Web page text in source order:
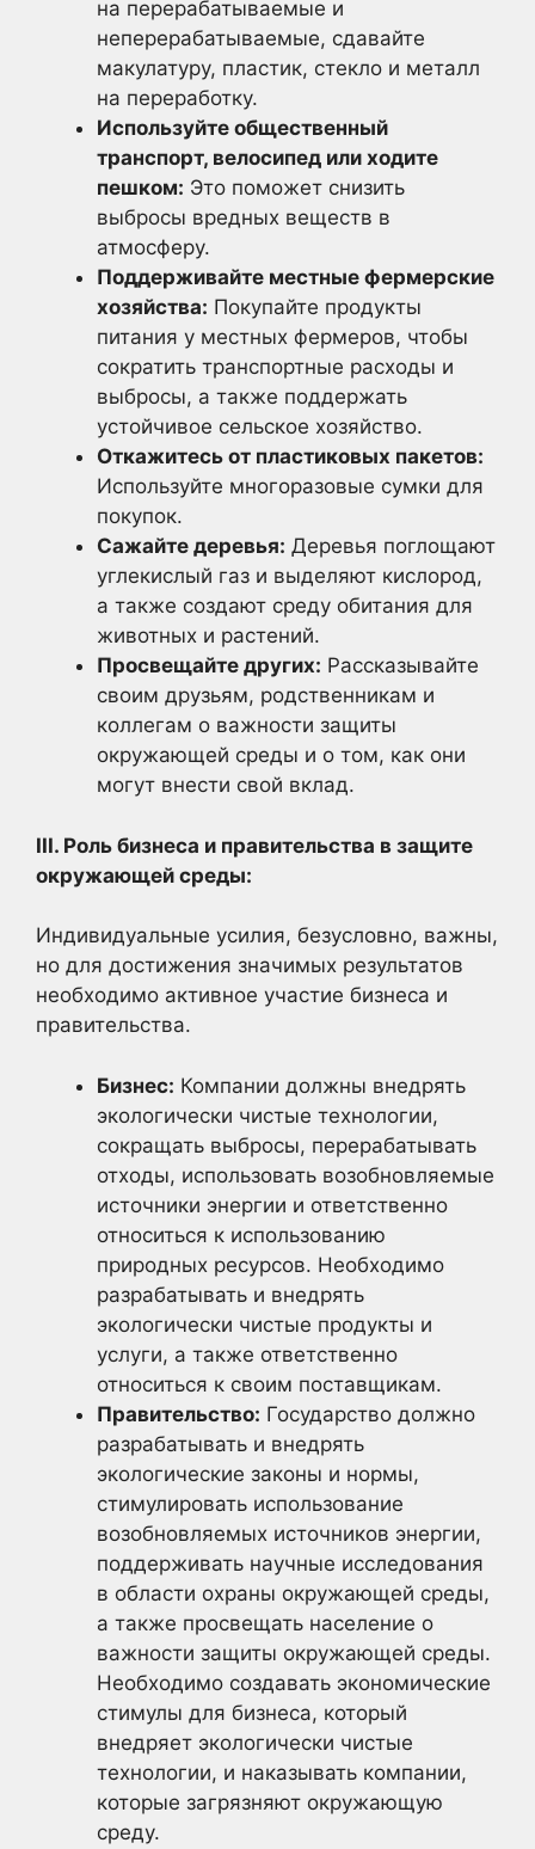
на перерабатываемые и
неперерабатываемые, сдавайте
макулатуру, пластик, стекло и металл
на переработку.
Используйте общественный
транспорт, велосипед или ходите
пешком: Это поможет снизить
выбросы вредных веществ в
атмосферу.
Поддерживайте местные фермерские
хозяйства: Покупайте продукты
питания у местных фермеров, чтобы
сократить транспортные расходы и
выбросы, а также поддержать
устойчивое сельское хозяйство.
Откажитесь от пластиковых пакетов:
Используйте многоразовые сумки для
покупок.
Сажайте деревья: Деревья поглощают
углекислый газ и выделяют кислород,
а также создают среду обитания для
животных и растений.
Просвещайте других: Рассказывайте
своим друзьям, родственникам и
коллегам о важности защиты
окружающей среды и о том, как они
могут внести свой вклад.
III. Роль бизнеса и правительства в защите
окружающей среды:
Индивидуальные усилия, безусловно, важны,
но для достижения значимых результатов
необходимо активное участие бизнеса и
правительства.
Бизнес: Компании должны внедрять
экологически чистые технологии,
сокращать выбросы, перерабатывать
отходы, использовать возобновляемые
источники энергии и ответственно
относиться к использованию
природных ресурсов. Необходимо
разрабатывать и внедрять
экологически чистые продукты и
услуги, а также ответственно
относиться к своим поставщикам.
Правительство: Государство должно
разрабатывать и внедрять
экологические законы и нормы,
стимулировать использование
возобновляемых источников энергии,
поддерживать научные исследования
в области охраны окружающей среды,
а также просвещать население о
важности защиты окружающей среды.
Необходимо создавать экономические
стимулы для бизнеса, который
внедряет экологически чистые
технологии, и наказывать компании,
которые загрязняют окружающую
среду.